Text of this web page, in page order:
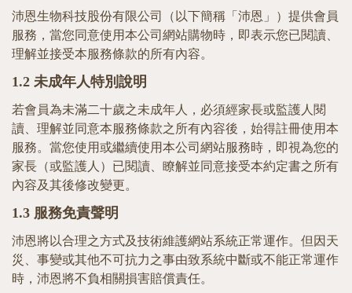
沛恩生物科技股份有限公司（以下簡稱 「沛恩」）提供會員
服務，當您同意使用本公司網站購物時，即表示您已閱讀、
理解並接受本服務條款的所有內容。
1.2 未成年人特別說明
若會員為未滿二十歲之未成年人，必須經家長或監護人閱
讀、理解並同意本服務條款之所有內容後，始得註冊使用本
服務。 當您使用或繼續使用本公司網站服務時，即視為您的
家長（或監護人）已閱讀、瞭解並同意接受本約定書之所有
內容及其後修改變更。
1.3 服務免責聲明
沛恩將以合理之方式及技術維護網站系統正常運作。但因天
災、事變或其他不可抗力之事由致系統中斷或不能正常運作
時，沛恩將不負相關損害賠償責任。